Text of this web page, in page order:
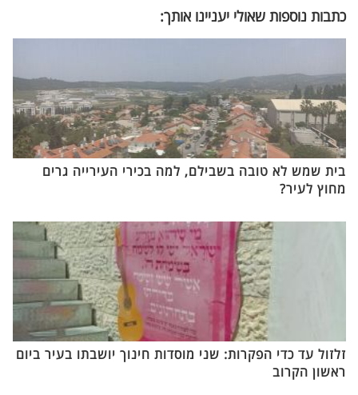
כתבות נוספות שאולי יעניינו אותך:
בית שמש לא טובה בשבילם, למה בכירי העירייה גרים
מחוץ לעיר?
זלזול עד כדי הפקרות: שני מוסדות חינוך יושבתו בעיר ביום
ראשון הקרוב